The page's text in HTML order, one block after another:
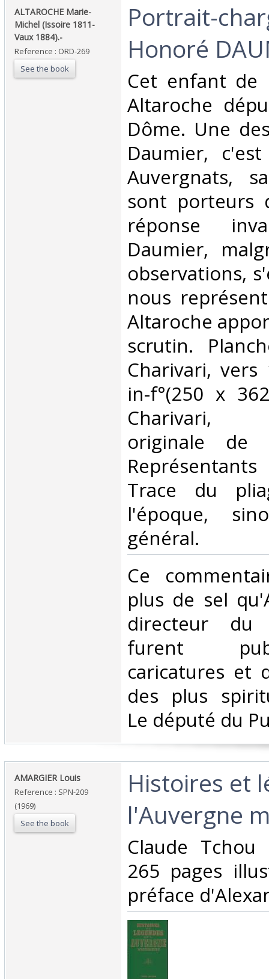
‎ALTAROCHE Marie-
Michel (Issoire 1811-
Vaux 1884).-‎
Reference : ORD-269
See the book
‎Portrait-
Honoré
‎Cet enfant de
Altaroche
Dôme. Une
Daumier,
Auvergnats,
sont porteurs
réponse
Daumier,
observations,
nous
Altaroche
scrutin.
Charivari,
in-f°(250 x
Charivari,
originale de
Trace du
l'époque,
général.‎
‎Ce
plus de sel
directeur du
furent
caricatures
des plus
Le député du
‎AMARGIER Louis‎
Reference : SPN-209
(1969)
See the book
‎Histoires et
l'Auvergne
‎Claude Tchou
265 pages
préface